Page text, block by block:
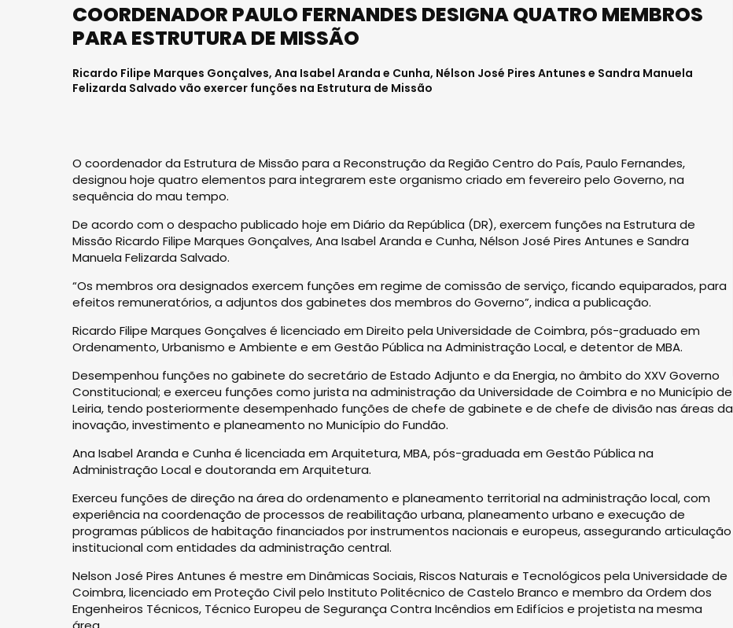
COORDENADOR PAULO FERNANDES DESIGNA QUATRO MEMBROS
PARA ESTRUTURA DE MISSÃO
Ricardo Filipe Marques Gonçalves, Ana Isabel Aranda e Cunha, Nélson José Pires Antunes e Sandra Manuela
Felizarda Salvado vão exercer funções na Estrutura de Missão
O coordenador da Estrutura de Missão para a Reconstrução da Região Centro do País, Paulo Fernandes,
designou hoje quatro elementos para integrarem este organismo criado em fevereiro pelo Governo, na
sequência do mau tempo.
De acordo com o despacho publicado hoje em Diário da República (DR), exercem funções na Estrutura de
Missão Ricardo Filipe Marques Gonçalves, Ana Isabel Aranda e Cunha, Nélson José Pires Antunes e Sandra
Manuela Felizarda Salvado.
“Os membros ora designados exercem funções em regime de comissão de serviço, ficando equiparados, para
efeitos remuneratórios, a adjuntos dos gabinetes dos membros do Governo”, indica a publicação.
Ricardo Filipe Marques Gonçalves é licenciado em Direito pela Universidade de Coimbra, pós-graduado em
Ordenamento, Urbanismo e Ambiente e em Gestão Pública na Administração Local, e detentor de MBA.
Desempenhou funções no gabinete do secretário de Estado Adjunto e da Energia, no âmbito do XXV Governo
Constitucional; e exerceu funções como jurista na administração da Universidade de Coimbra e no Município de
Leiria, tendo posteriormente desempenhado funções de chefe de gabinete e de chefe de divisão nas áreas da
inovação, investimento e planeamento no Município do Fundão.
Ana Isabel Aranda e Cunha é licenciada em Arquitetura, MBA, pós-graduada em Gestão Pública na
Administração Local e doutoranda em Arquitetura.
Exerceu funções de direção na área do ordenamento e planeamento territorial na administração local, com
experiência na coordenação de processos de reabilitação urbana, planeamento urbano e execução de
programas públicos de habitação financiados por instrumentos nacionais e europeus, assegurando articulação
institucional com entidades da administração central.
Nelson José Pires Antunes é mestre em Dinâmicas Sociais, Riscos Naturais e Tecnológicos pela Universidade de
Coimbra, licenciado em Proteção Civil pelo Instituto Politécnico de Castelo Branco e membro da Ordem dos
Engenheiros Técnicos, Técnico Europeu de Segurança Contra Incêndios em Edifícios e projetista na mesma